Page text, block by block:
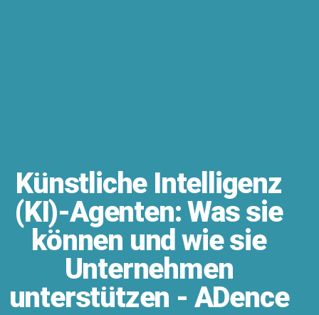
Künstliche Intelligenz
(KI)-Agenten: Was sie
können und wie sie
Unternehmen
unterstützen - ADence